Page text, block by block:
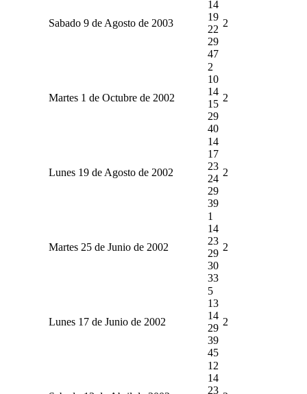
Sabado 9 de Agosto de 2003
14
19
22
29
47
2
Martes 1 de Octubre de 2002
2
10
14
15
29
40
2
Lunes 19 de Agosto de 2002
14
17
23
24
29
39
2
Martes 25 de Junio de 2002
1
14
23
29
30
33
2
Lunes 17 de Junio de 2002
5
13
14
29
39
45
2
12
14
23